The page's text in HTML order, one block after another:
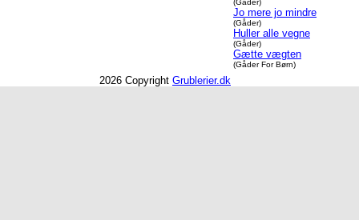
(Gåder)
Jo mere jo mindre
(Gåder)
Huller alle vegne
(Gåder)
Gætte vægten
(Gåder For Børn)
2026 Copyright Grublerier.dk